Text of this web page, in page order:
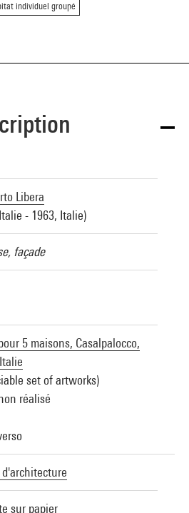
individuel groupé
Libera
- 1963, Italie)
façade
5 maisons, Casalpalocco,
set of artworks)
réalisé
d'architecture
sur papier